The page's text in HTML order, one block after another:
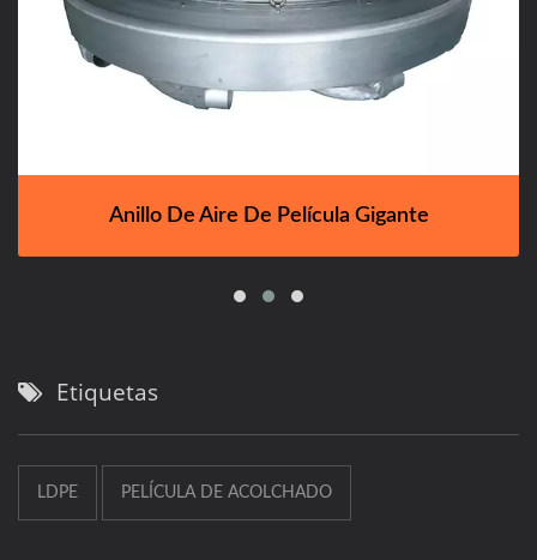
Anillo De Aire De Película Gigante
Etiquetas
LDPE PELÍCULA DE ACOLCHADO